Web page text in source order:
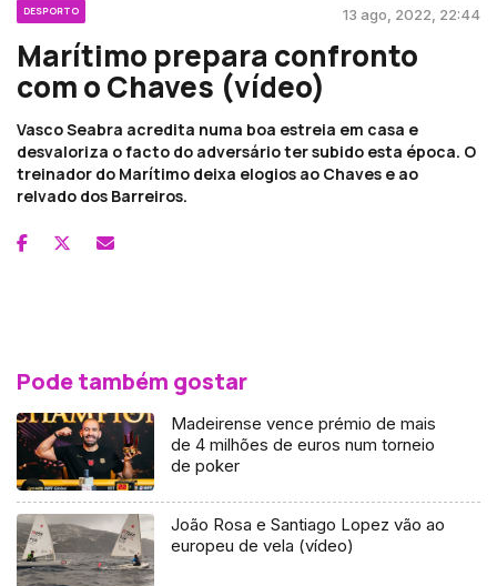
DESPORTO 13 ago, 2022, 22:44
Marítimo prepara confronto
com o Chaves (vídeo)
Vasco Seabra acredita numa boa estreia em casa e
desvaloriza o facto do adversário ter subido esta época. O
treinador do Marítimo deixa elogios ao Chaves e ao
relvado dos Barreiros.
Pode também gostar
Madeirense vence prémio de mais
de 4 milhões de euros num torneio
de poker
João Rosa e Santiago Lopez vão ao
europeu de vela (vídeo)